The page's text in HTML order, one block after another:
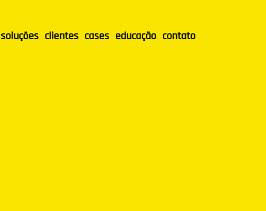
soluções clientes cases educação contato